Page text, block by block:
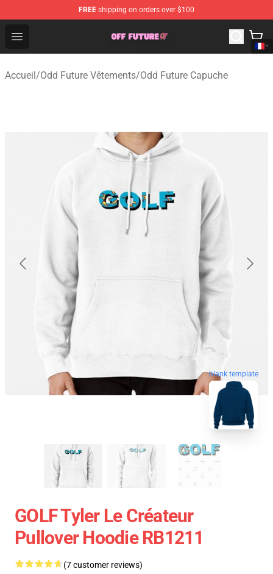
FREE shipping on orders over $100
Open menu
Odd Future Store - Official Odd Future Merchandise Shop
Accueil/Odd Future Vêtements/Odd Future Capuche
blank template
GOLF Tyler Le Créateur
Pullover Hoodie RB1211
(7 customer reviews)